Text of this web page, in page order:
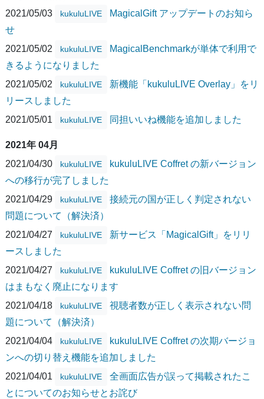
2021/05/03
kukuluLIVE
MagicalGift アップデートのお知ら
せ
2021/05/02
kukuluLIVE
MagicalBenchmarkが単体で利用で
きるようになりました
2021/05/02
kukuluLIVE
新機能「kukuluLIVE Overlay」をリ
リースしました
2021/05/01
kukuluLIVE 同担いいね機能を追加しました
2021年 04月
2021/04/30
kukuluLIVE
kukuluLIVE Coffret の新バージョン
への移行が完了しました
2021/04/29
kukuluLIVE
接続元の国が正しく判定されない
問題について（解決済）
2021/04/27
kukuluLIVE
新サービス「MagicalGift」をリリ
ースしました
2021/04/27
kukuluLIVE
kukuluLIVE Coffret の旧バージョン
はまもなく廃止になります
2021/04/18
kukuluLIVE
視聴者数が正しく表示されない問
題について（解決済）
2021/04/04
kukuluLIVE
kukuluLIVE Coffret の次期バージョ
ンへの切り替え機能を追加しました
2021/04/01
kukuluLIVE
全画面広告が誤って掲載されたこ
とについてのお知らせとお詫び